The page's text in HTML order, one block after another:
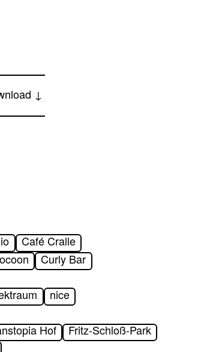
↓
Café Cralle
Curly Bar
nice
Hof
Fritz-Schloß-Park